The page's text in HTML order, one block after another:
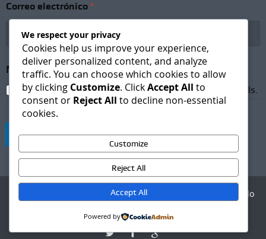
i
c
o
b
Correo electrónico *
Newsletter Subscription *
I agree to receive newsletters and promotional emails.
Suscribirse
Agencia Digital - Desarrollo
We respect your privacy
Cookies help us improve your experience,
deliver personalized content, and analyze
traffic. You can choose which cookies to allow
by clicking Customize. ClickAccept All to
consent or Reject All to decline non-essential
cookies.
Customize
Reject All
Accept All
Powered by